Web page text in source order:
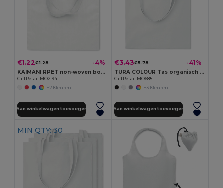
€1.22€1.28 -4%
KAIMANI RPET non-woven boodschappentas
GiftRetail MO2194
+2 Kleuren
Aan winkelwagen toevoegen
€3.43€5.78 -41%
TURA COLOUR Tas organisch katoen EU
GiftRetail MO6851
+3 Kleuren
Aan winkelwagen toevoegen
MIN QTY: 30